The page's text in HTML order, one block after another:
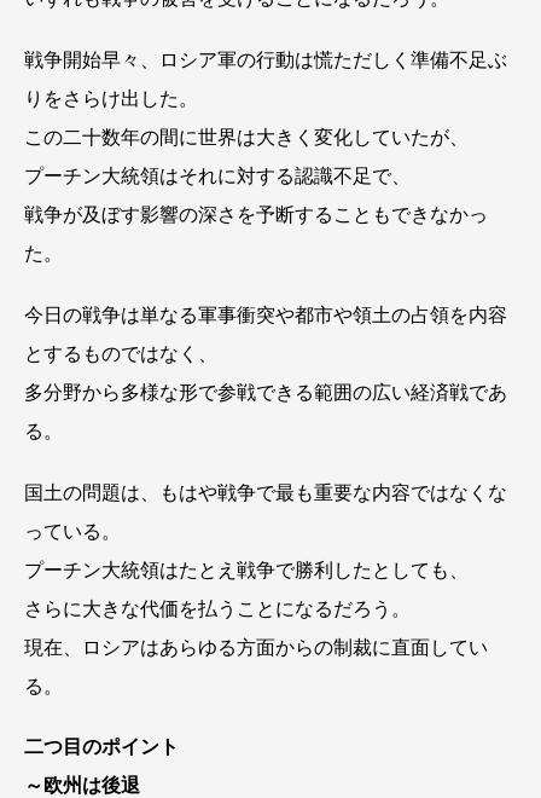
戦争開始早々、ロシア軍の行動は慌ただしく準備不足ぶ
りをさらけ出した。
この二十数年の間に世界は大きく変化していたが、
プーチン大統領はそれに対する認識不足で、
戦争が及ぼす影響の深さを予断することもできなかっ
た。
今日の戦争は単なる軍事衝突や都市や領土の占領を内容
とするものではなく、
多分野から多様な形で参戦できる範囲の広い経済戦であ
る。
国土の問題は、もはや戦争で最も重要な内容ではなくな
っている。
プーチン大統領はたとえ戦争で勝利したとしても、
さらに大きな代価を払うことになるだろう。
現在、ロシアはあらゆる方面からの制裁に直面してい
る。
二つ目のポイント
～欧州は後退